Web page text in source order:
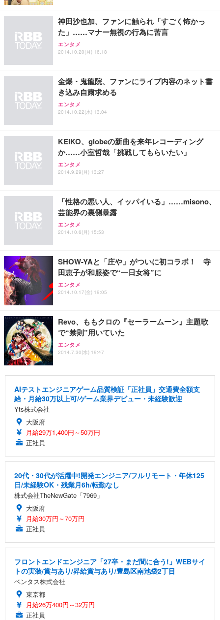
務用 おしゃれ パソコンチェア (ホワイト)
ANDWINT オフィスチェア デスクチェア 肘なし メ
ッシュ 通気性 ランバーサポート付き 腰サポート ガ
ス圧無段階昇降 360度回転 キャスター付き コンパク
【MiniLED/24.5inch/280Hz/FHD】GRAPHT THE S
HOOTER Gaming Monitor 24” Essential ゲーミン
グモニター QD 24.5インチ 1ms FHD 量子ドット 残
アイリスオーヤマ ペットシーツ 超厚型 お徳用 レギ
ュラー 200枚入【Amazon.co.jp限定】
神田沙也加、ファンに触られ「すごく怖かっ
た」……マナー無視の行為に苦言
エンタメ
2014.10.20(月) 16:18
金爆・鬼龍院、ファンにライブ内容のネット書
き込み自粛求める
エンタメ
2014.10.22(水) 13:04
KEIKO、globeの新曲を来年レコーディング
か……小室哲哉「挑戦してもらいたい」
エンタメ
2014.9.29(月) 13:27
「性格の悪い人、イッパイいる」……misono、
芸能界の裏側暴露
エンタメ
2014.10.6(月) 15:53
SHOW-YAと「庄や」がついに初コラボ！ 寺
田恵子が和服姿で“一日女将”に
エンタメ
2014.10.17(金) 19:05
Revo、ももクロの『セーラームーン』主題歌
で“禁則”用いていた
エンタメ
2014.7.30(水) 19:47
AIテストエンジニアゲーム品質検証「正社員」交通費全額支
給・月給30万以上可/ゲーム業界デビュー・未経験歓迎
Yts株式会社
大阪府
月給29万1,400円～50万円
正社員
20代・30代が活躍中!開発エンジニア/フルリモート・年休125
日/未経験OK・残業月6h/転勤なし
株式会社TheNewGate「7969」
大阪府
月給30万円～70万円
正社員
フロントエンドエンジニア「27卒・まだ間に合う!」WEBサイ
トの実装/賞与あり/昇給賞与あり/豊島区南池袋2丁目
ベンタス株式会社
東京都
月給26万400円～32万円
正社員